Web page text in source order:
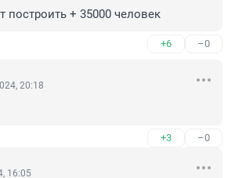
построить + 35000 человек
+6 –0
20:18
+3 –0
16:05